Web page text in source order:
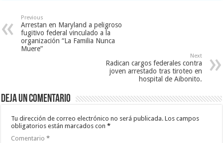
Previous
Arrestan en Maryland a peligroso
fugitivo federal vinculado a la
organización “La Familia Nunca
Muere”
Next
Radican cargos federales contra
joven arrestado tras tiroteo en
hospital de Aibonito.
Deja un comentario
Tu dirección de correo electrónico no será publicada. Los campos
obligatorios están marcados con*
Comentario*